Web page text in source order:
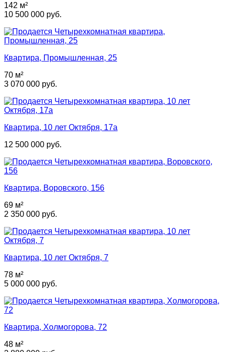
142 м²
10 500 000 руб.
Квартира, Промышленная, 25
70 м²
3 070 000 руб.
Квартира, 10 лет Октября, 17а
12 500 000 руб.
Квартира, Воровского, 156
69 м²
2 350 000 руб.
Квартира, 10 лет Октября, 7
78 м²
5 000 000 руб.
Квартира, Холмогорова, 72
48 м²